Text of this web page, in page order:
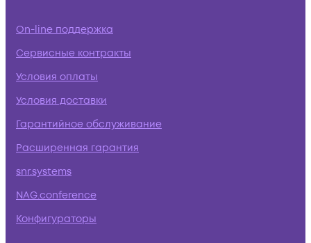
On-line поддержка
Сервисные контракты
Условия оплаты
Условия доставки
Гарантийное обслуживание
Расширенная гарантия
snr.systems
NAG.conference
Конфигураторы